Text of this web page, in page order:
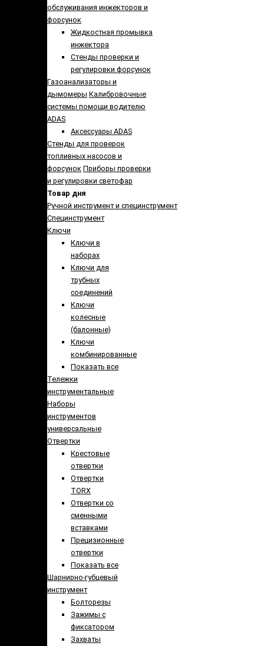
обслуживания инжекторов и
форсунок
Жидкостная промывка
инжектора
Стенды проверки и
регулировки форсунок
Газоанализаторы и
дымомеры Калибровочные
системы помощи водителю
ADAS
Аксессуары ADAS
Стенды для проверок
топливных насосов и
форсунок Приборы проверки
и регулировки светофар
Товар дня
Ручной инструмент и специнструмент
Специнструмент
Ключи
Ключи в
наборах
Ключи для
трубных
соединений
Ключи
колесные
(балонные)
Ключи
комбинированные
Показать все
Тележки
инструментальные
Наборы
инструментов
универсальные
Отвертки
Крестовые
отвертки
Отвертки
TORX
Отвертки со
сменными
вставками
Прецизионные
отвертки
Показать все
Шарнирно-губцевый
инструмент
Болторезы
Зажимы с
фиксатором
Захваты